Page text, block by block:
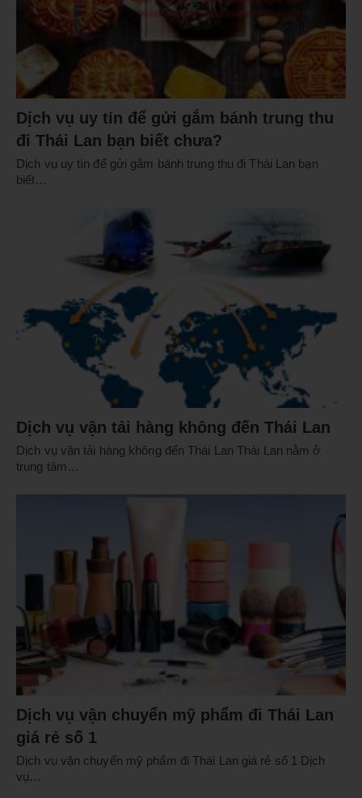
Dịch vụ uy tín để gửi gắm bánh trung thu
đi Thái Lan bạn biết chưa?
Dịch vụ uy tín để gửi gắm bánh trung thu đi Thái Lan bạn
biết…
Dịch vụ vận tải hàng không đến Thái Lan
Dịch vụ vận tải hàng không đến Thái Lan Thái Lan nằm ở
trung tâm…
Dịch vụ vận chuyển mỹ phẩm đi Thái Lan
giá rẻ số 1
Dịch vụ vận chuyển mỹ phẩm đi Thái Lan giá rẻ số 1 Dịch
vụ…